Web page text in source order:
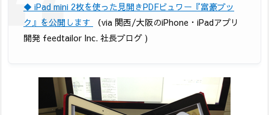
◆ iPad mini 2枚を使った見開きPDFビュワー『富豪ブッ
ク』を公開します
（via 関西/大阪のiPhone・iPadアプリ
開発 feedtailor Inc. 社長ブログ )